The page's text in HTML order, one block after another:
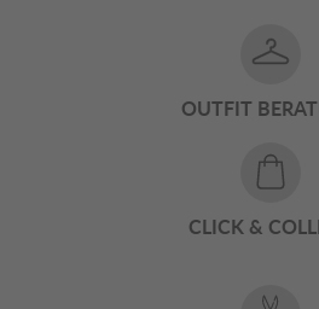
OUTFIT
CLICK &